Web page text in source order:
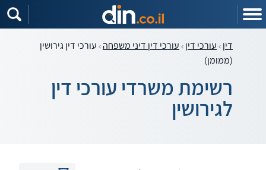
דין עורכי דין עורכי דין דיני משפחה עורכי דין גירושין
(ממומן)
רשימת משרדי עורכי דין
לגירושין